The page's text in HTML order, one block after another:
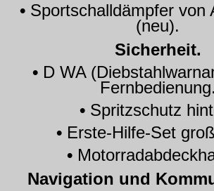
• Sportschalldämpfer von
(neu).
Sicherheit.
• D WA
Fernbedienung.
• Spritzschutz
• Erste-Hilfe-Set
•
Navigation und